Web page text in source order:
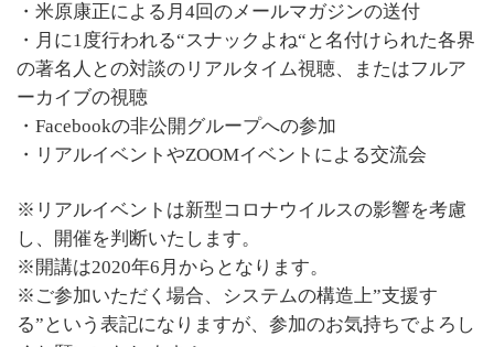
・米原康正による月4回のメールマガジンの送付
・月に1度行われる“スナックよね“と名付けられた各界
の著名人との対談のリアルタイム視聴、またはフルア
ーカイブの視聴
・Facebookの非公開グループへの参加
・リアルイベントやZOOMイベントによる交流会
※リアルイベントは新型コロナウイルスの影響を考慮
し、開催を判断いたします。
※開講は2020年6月からとなります。
※ご参加いただく場合、システムの構造上”支援す
る”という表記になりますが、参加のお気持ちでよろし